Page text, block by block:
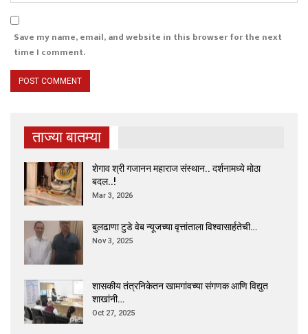
Save my name, email, and website in this browser for the next
time I comment.
ताज्या बातम्या
शेगाव श्री गजानन महाराज संस्थान.. दर्शनामध्ये मोठा
बदल..!
Mar 3, 2026
बुलढाणा टुडे वेब न्यूजच्या वृत्तांताला विश्वासार्हतेची…
Nov 3, 2025
शासकीय तंत्रनिकेतन खामगांवच्या संगणक आणि विद्युत
शाखांनी…
Oct 27, 2025